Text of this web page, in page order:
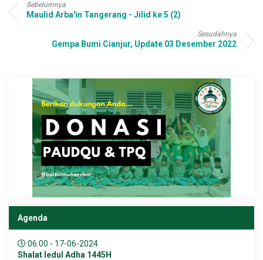
Sebelumnya
Maulid Arba'in Tangerang - Jilid ke 5 (2)
Sesudahnya
Gempa Bumi Cianjur, Update 03 Desember 2022
Agenda
06:00 - 17-06-2024
Shalat Iedul Adha 1445H